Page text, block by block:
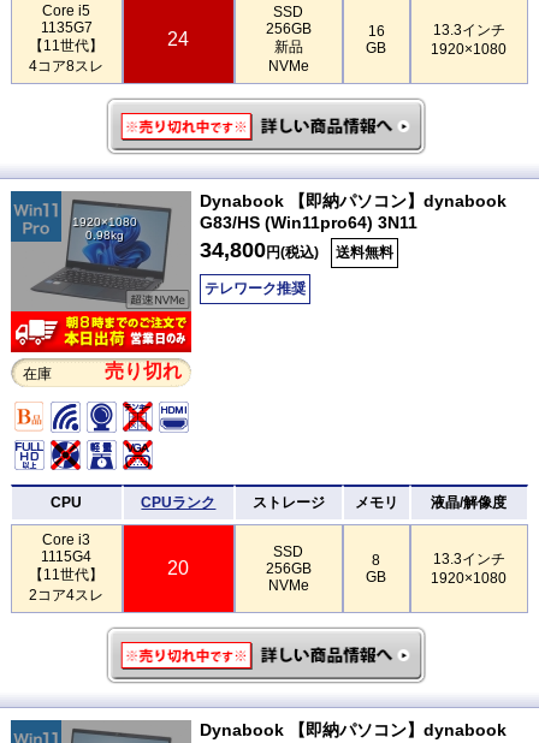
Core i5
1135G7
【11世代】
4コア8スレ
24
SSD
256GB
新品
NVMe
16
GB
13.3インチ
1920×1080
1920×1080
0.98kg
在庫 売り切れ
Dynabook 【即納パソコン】dynabook
G83/HS (Win11pro64) 3N11
34,800円(税込) 送料無料
テレワーク推奨
CPU CPUランク ストレージ メモリ 液晶/解像度
Core i3
1115G4
【11世代】
2コア4スレ
20
SSD
256GB
NVMe
8
GB
13.3インチ
1920×1080
Dynabook 【即納パソコン】dynabook